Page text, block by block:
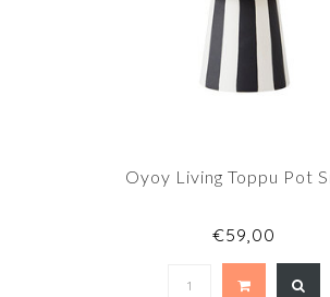
Oyoy Living Toppu Pot
€59,00